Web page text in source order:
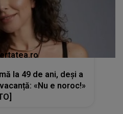
la 49 de ani, deși a
«Nu e noroc!»